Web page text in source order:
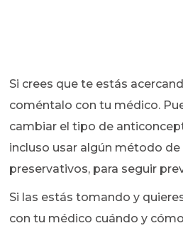
Si crees que te estás
coméntalo con tu médico.
cambiar el tipo de
incluso usar algún método de
preservativos, para seguir
Si las estás tomando y
con tu médico cuándo y